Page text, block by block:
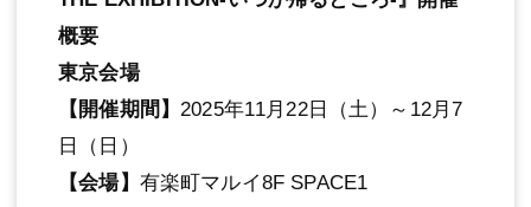
概要
東京会場
【開催期間】2025年11月22日（土）～12月7
日（日）
【会場】 有楽町マルイ8F SPACE1